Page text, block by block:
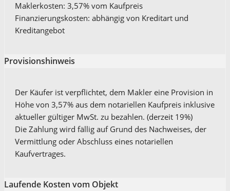
Maklerkosten: 3,57% vom Kaufpreis
Finanzierungskosten: abhängig von Kreditart und
Kreditangebot
Provisionshinweis
Der Käufer ist verpflichtet, dem Makler eine Provision in
Höhe von 3,57% aus dem notariellen Kaufpreis inklusive
aktueller gültiger MwSt. zu bezahlen. (derzeit 19%)
Die Zahlung wird fällig auf Grund des Nachweises, der
Vermittlung oder Abschluss eines notariellen
Kaufvertrages.
Laufende Kosten vom Objekt